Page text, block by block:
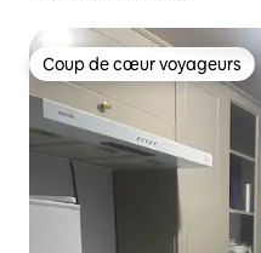
Coup de cœur voyageurs
Coup de cœur voyageurs